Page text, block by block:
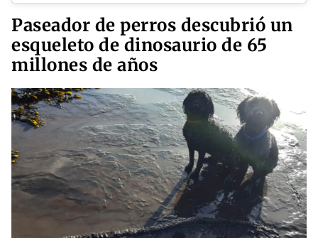
Paseador de perros descubrió un
esqueleto de dinosaurio de 65
millones de años